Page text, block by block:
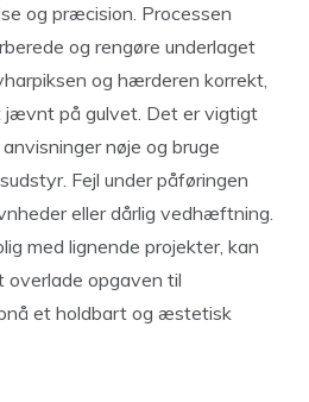
og præcision. Processen
og rengøre underlaget
og hærderen korrekt,
på gulvet. Det er vigtigt
nøje og bruge
Fejl under påføringen
eller dårlig vedhæftning.
med lignende projekter, kan
opgaven til
et holdbart og æstetisk